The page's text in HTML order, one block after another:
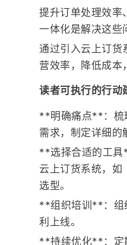
提升订单处理效率
一体化是解决这些
通过引入云上订货
营效率，降低成本
读者可执行的行动
**明确痛点**：梳
需求，制定详细的
**选择合适的工具
云上订货系统，如
选型。
**组织培训**：组
利上线。
**持续优化**：定